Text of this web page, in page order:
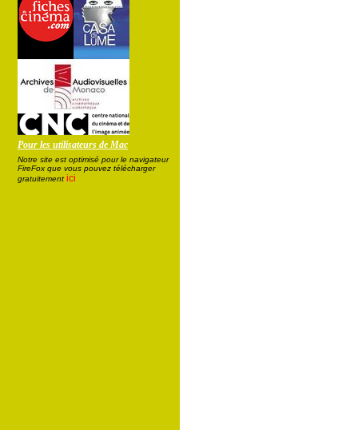
Pour les utilisateurs de Mac
Notre site est optimisé pour le navigateur
FireFox que vous pouvez télécharger
gratuitement ici